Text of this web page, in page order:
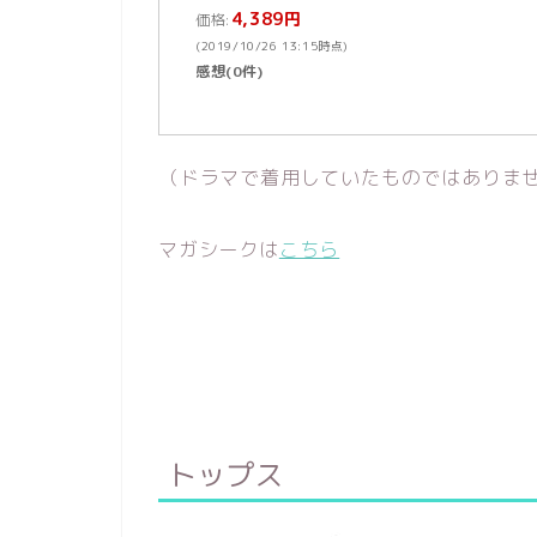
価格: 4,389円
(2019/10/26 13:15時点)
感想(0件)
（ドラマで着用していたものではありま
マガシークはこちら
トップス